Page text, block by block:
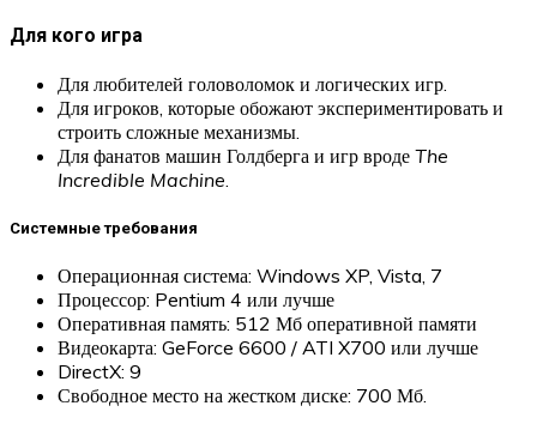
Для кого игра
Для любителей головоломок и логических игр.
Для игроков, которые обожают экспериментировать и
строить сложные механизмы.
Для фанатов машин Голдберга и игр вроде The
Incredible Machine.
Системные требования
Операционная система: Windows XP, Vista, 7
Процессор: Pentium 4 или лучше
Оперативная память: 512 Мб оперативной памяти
Видеокарта: GeForce 6600 / ATI X700 или лучше
DirectX: 9
Свободное место на жестком диске: 700 Мб.